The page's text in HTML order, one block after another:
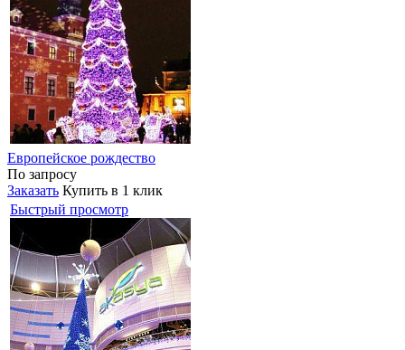
Европейское рождество
По запросу
Заказать Купить в 1 клик
Быстрый просмотр